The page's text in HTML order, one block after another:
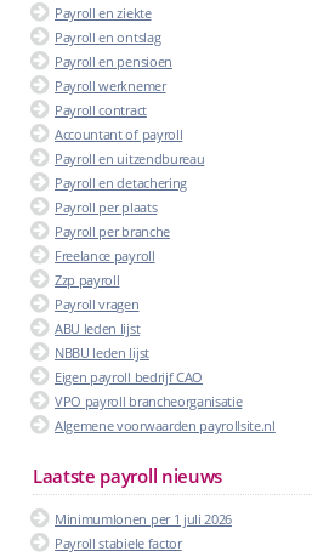
Payroll en ziekte
Payroll en ontslag
Payroll en pensioen
Payroll werknemer
Payroll contract
Accountant of payroll
Payroll en uitzendbureau
Payroll en detachering
Payroll per plaats
Payroll per branche
Freelance payroll
Zzp payroll
Payroll vragen
ABU leden lijst
NBBU leden lijst
Eigen payroll bedrijf CAO
VPO payroll brancheorganisatie
Algemene voorwaarden payrollsite.nl
Laatste payroll nieuws
Minimumlonen per 1 juli 2026
Payroll stabiele factor